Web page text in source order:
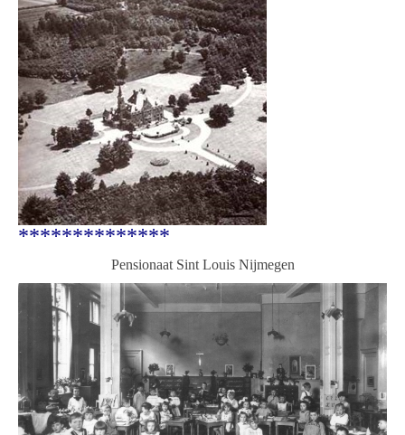
**************
Pensionaat Sint Louis Nijmegen